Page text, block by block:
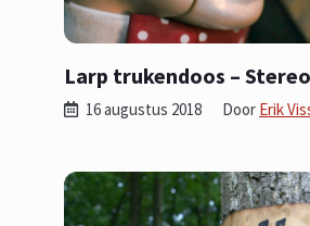
Larp trukendoos –
16 augustus 2018 Door Erik